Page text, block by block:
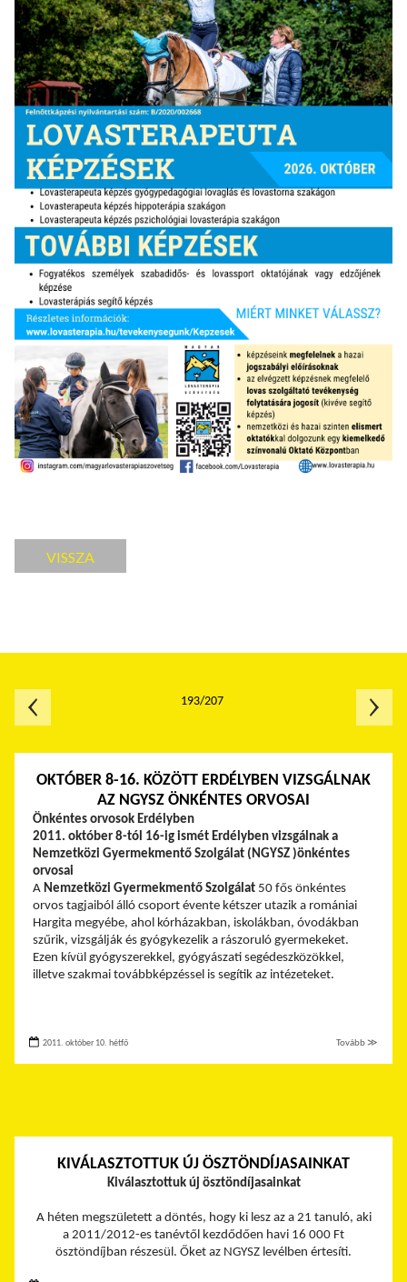
VISSZA
OKTÓBER 8-16. KÖZÖTT ERDÉLYBEN VIZSGÁLNAK
AZ NGYSZ ÖNKÉNTES ORVOSAI
Önkéntes orvosok Erdélyben
2011. október 8-tól 16-ig ismét Erdélyben vizsgálnak a
Nemzetközi Gyermekmentő Szolgálat (NGYSZ )önkéntes
orvosai
A Nemzetközi Gyermekmentő Szolgálat 50 fős önkéntes
orvos tagjaiból álló csoport évente kétszer utazik a romániai
Hargita megyébe, ahol kórházakban, iskolákban, óvodákban
szűrik, vizsgálják és gyógykezelik a rászoruló gyermekeket.
Ezen kívül gyógyszerekkel, gyógyászati segédeszközökkel,
illetve szakmai továbbképzéssel is segítik az intézeteket.
2011. október 10. hétfő Tovább ≫
KIVÁLASZTOTTUK ÚJ ÖSZTÖNDÍJASAINKAT
Kiválasztottuk új ösztöndíjasainkat
A héten megszületett a döntés, hogy ki lesz az a 21 tanuló, aki
a 2011/2012-es tanévtől kezdődően havi 16 000 Ft
ösztöndíjban részesül. Őket az NGYSZ levélben értesíti.
193/207